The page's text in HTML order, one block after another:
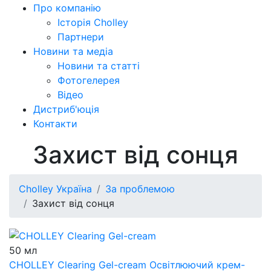
Про компанію
Історія Cholley
Партнери
Новини та медіа
Новини та статті
Фотогелерея
Відео
Дистриб'юція
Контакти
Захист від сонця
Cholley Україна
За проблемою
Захист від сонця
50 мл
CHOLLEY Clearing Gel-cream Освітлюючий крем-